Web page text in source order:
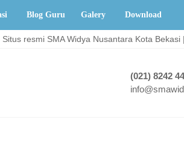
Blog Guru Galery Download
resmi SMA Widya Nusantara Kota Bekasi
(021) 8242